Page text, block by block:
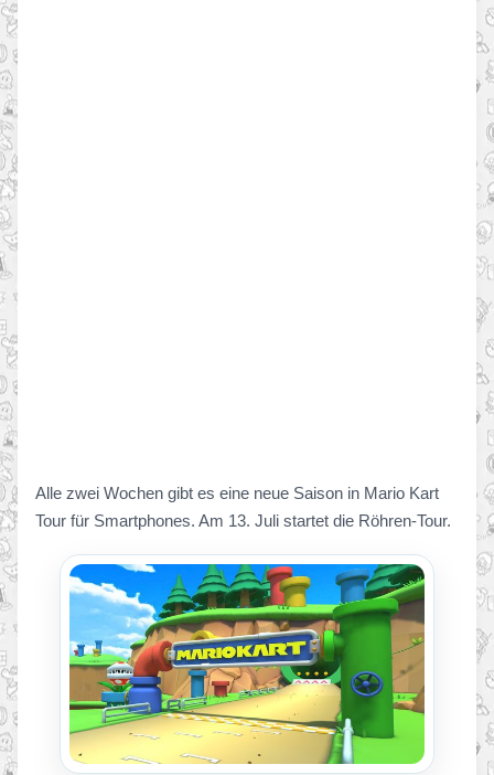
Alle zwei Wochen gibt es eine neue Saison in Mario Kart
Tour für Smartphones. Am 13. Juli startet die Röhren-Tour.